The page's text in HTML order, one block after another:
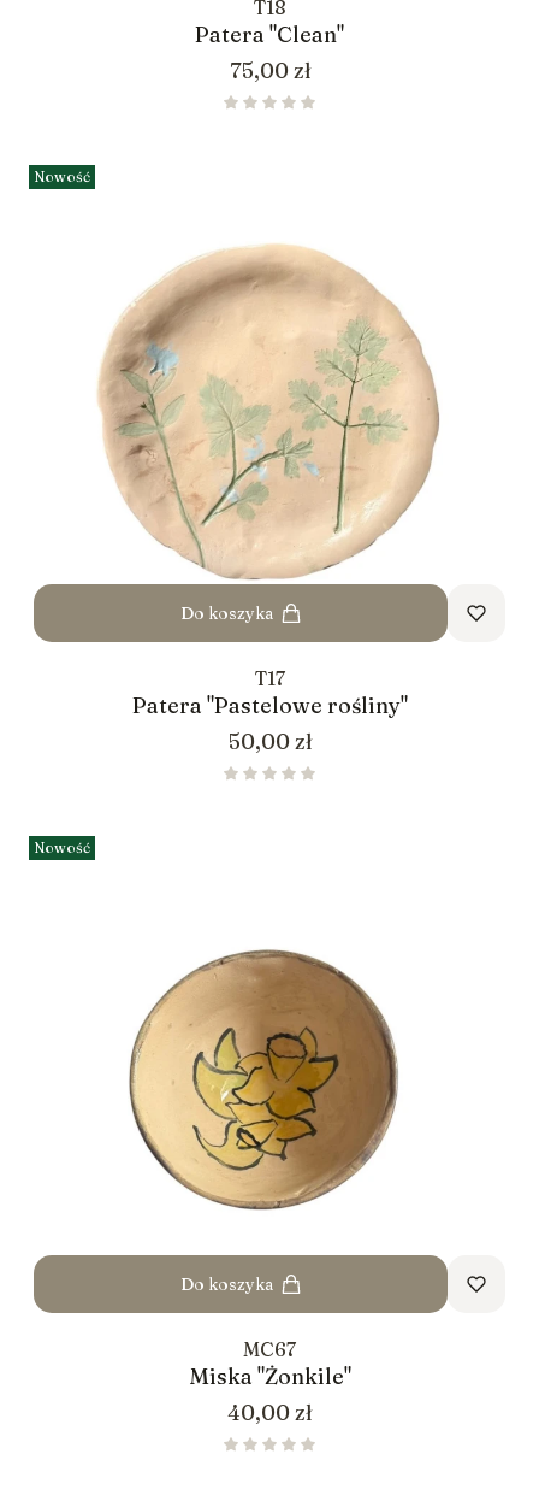
T18
Patera "Clean"
Cena
75,00 zł
Nowość
Do koszyka
T17
Patera "Pastelowe rośliny"
Cena
50,00 zł
Nowość
Do koszyka
MC67
Miska "Żonkile"
Cena
40,00 zł